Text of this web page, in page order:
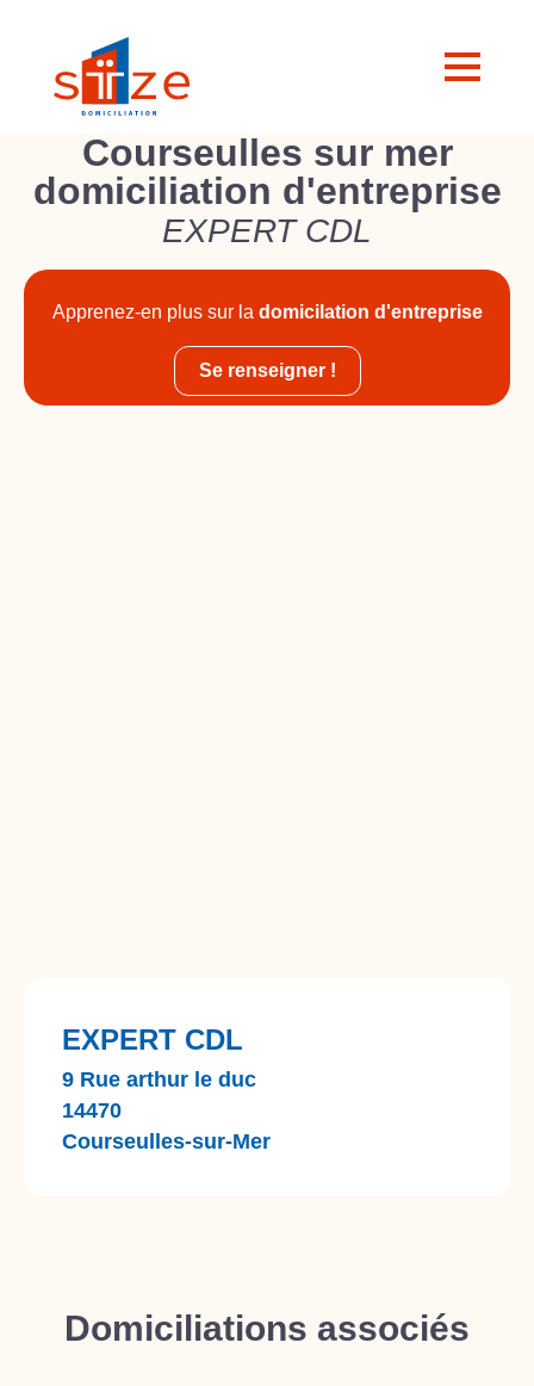
Courseulles sur mer
domiciliation d'entreprise
EXPERT CDL
Apprenez-en plus sur la domicilation d'entreprise
Se renseigner !
EXPERT CDL
9 Rue arthur le duc
14470
Courseulles-sur-Mer
Domiciliations associés